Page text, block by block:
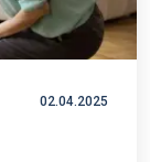
02.04.2025